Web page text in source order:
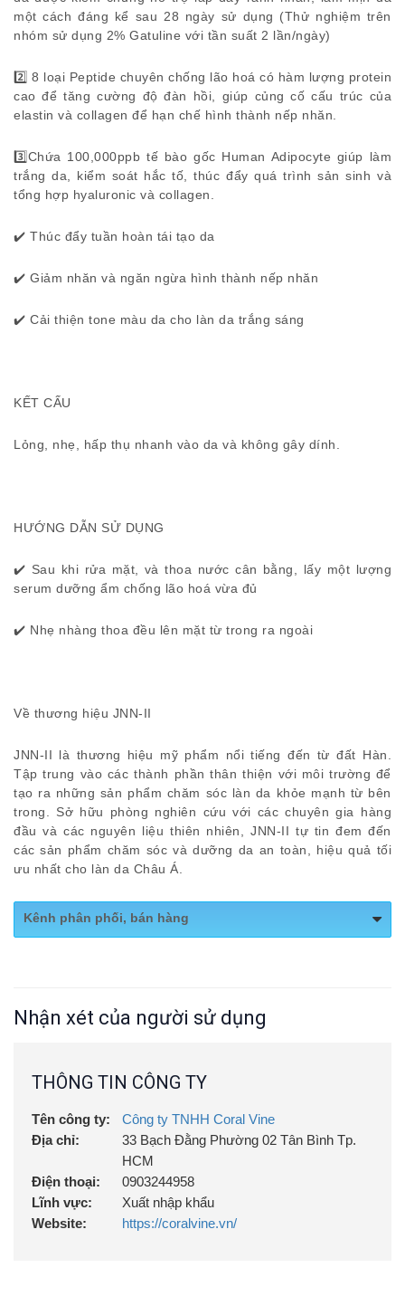
một cách đáng kể sau 28 ngày sử dụng (Thử nghiệm trên
nhóm sử dụng 2% Gatuline với tần suất 2 lần/ngày)
2️⃣ 8 loại Peptide chuyên chống lão hoá có hàm lượng protein
cao để tăng cường độ đàn hồi, giúp củng cố cấu trúc của
elastin và collagen để hạn chế hình thành nếp nhăn.
3️⃣Chứa 100,000ppb tế bào gốc Human Adipocyte giúp làm
trắng da, kiểm soát hắc tố, thúc đẩy quá trình sản sinh và
tổng hợp hyaluronic và collagen.
✔️ Thúc đẩy tuần hoàn tái tạo da
✔️ Giảm nhăn và ngăn ngừa hình thành nếp nhăn
✔️ Cải thiện tone màu da cho làn da trắng sáng
KẾT CẤU
Lỏng, nhẹ, hấp thụ nhanh vào da và không gây dính.
HƯỚNG DẪN SỬ DỤNG
✔️ Sau khi rửa mặt, và thoa nước cân bằng, lấy một lượng
serum dưỡng ẩm chống lão hoá vừa đủ
✔️ Nhẹ nhàng thoa đều lên mặt từ trong ra ngoài
Về thương hiệu JNN-II
JNN-II là thương hiệu mỹ phẩm nổi tiếng đến từ đất Hàn.
Tập trung vào các thành phần thân thiện với môi trường để
tạo ra những sản phẩm chăm sóc làn da khỏe mạnh từ bên
trong. Sở hữu phòng nghiên cứu với các chuyên gia hàng
đầu và các nguyên liệu thiên nhiên, JNN-II tự tin đem đến
các sản phẩm chăm sóc và dưỡng da an toàn, hiệu quả tối
ưu nhất cho làn da Châu Á.
Kênh phân phối, bán hàng
Shopee:
d%C6%B0%E1%BB%A1ng-%E1%BA%A9m-
i.1011125560.14399109646?
Nhận xét của người sử dụng
THÔNG TIN CÔNG TY
Tên công ty:
Công ty TNHH Coral Vine
Địa chỉ:
33 Bạch Đằng Phường 02 Tân Bình Tp.
HCM
Điện thoại:
0903244958
Lĩnh vực:
Xuất nhập khẩu
Website:
https://coralvine.vn/